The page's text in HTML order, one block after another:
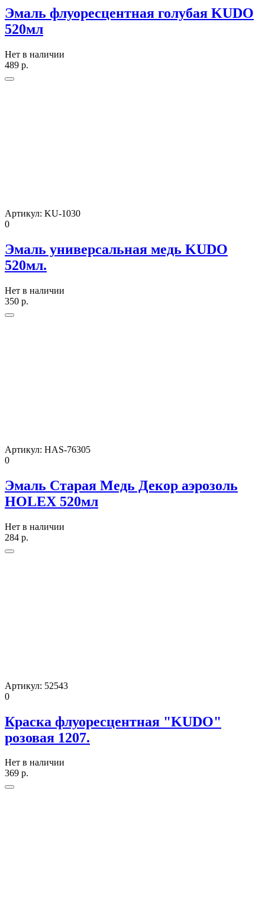
Эмаль флуоресцентная голубая KUDO
520мл
Нет в наличии
489 р.
Артикул: KU-1030
0
Эмаль универсальная медь KUDO
520мл.
Нет в наличии
350 р.
Артикул: HAS-76305
0
Эмаль Старая Медь Декор аэрозоль
HOLEX 520мл
Нет в наличии
284 р.
Артикул: 52543
0
Краска флуоресцентная "KUDO"
розовая 1207.
Нет в наличии
369 р.